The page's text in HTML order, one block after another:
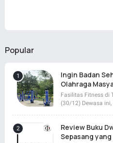
Popular
Ingin Badan
Olahraga
Fasilitas Fitness di
(30/12) Dewasa
Review Buku
Sepasang